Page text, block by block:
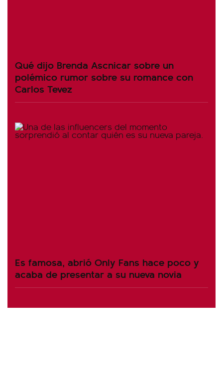
Qué dijo Brenda Ascnicar sobre un
polémico rumor sobre su romance con
Carlos Tevez
Es famosa, abrió Only Fans hace poco y
acaba de presentar a su nueva novia